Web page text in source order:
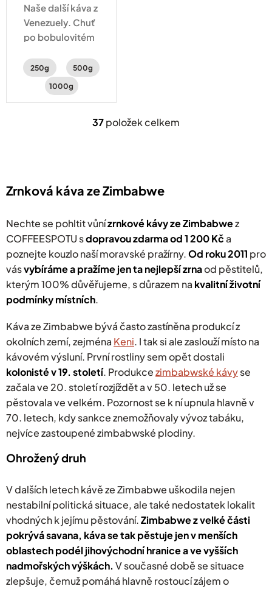
Naše další káva z
Venezuely. Chuť
po bobulovitém
čokoládovým
tělem.
250g
500g
1000g
O
a
c
p
r
v
k
y
v
ý
s
u
37položek celkem
Zrnková káva ze Zimbabwe
Nechte se pohltit vůnízrnkové kávy ze Zimbabwez
COFFEESPOTU sdopravou zdarma od 1 200 Kča
poznejte kouzlo naší moravské pražírny.Od roku 2011 pro
vásvybíráme a pražíme jen ta nejlepší zrnaod pěstitelů,
kterým 100% důvěřujeme, s důrazem na kvalitní životní
podmínky místních.
Káva ze Zimbabwe bývá často zastíněna produkcí z
okolních zemí, zejména Keni. I tak si ale zaslouží místo na
kávovém výsluní. První rostliny sem opět dostali
kolonisté v 19. století. Produkcezimbabwské kávyse
začala ve 20. století rozjíždět a v 50. letech už se
pěstovala ve velkém. Pozornost se k ní upnula hlavně v
70. letech, kdy sankce znemožňovaly vývoz tabáku,
nejvíce zastoupené zimbabwské plodiny.
Ohrožený druh
V dalších letech kávě ze Zimbabwe uškodila nejen
nestabilní politická situace, ale také nedostatek lokalit
vhodných k jejímu pěstování.Zimbabwe z velké části
pokrývá savana, káva se tak pěstuje jen v menších
oblastech podél jihovýchodní hranice a ve vyšších
nadmořských výškách. V současné době se situace
zlepšuje, čemuž pomáhá hlavně rostoucí zájem o